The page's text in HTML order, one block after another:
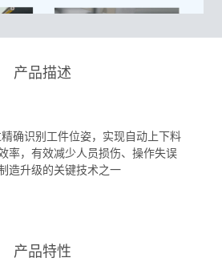
产品描述
确识别工件位姿，实现自动上下料
率，有效减少人员损伤、操作失误
造升级的关键技术之一
产品特性